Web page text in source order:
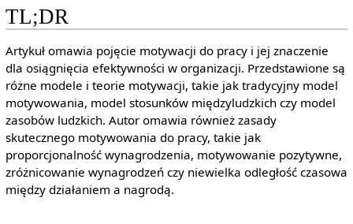
TL;DR
Artykuł omawia pojęcie motywacji do pracy i jej znaczenie
dla osiągnięcia efektywności w organizacji. Przedstawione są
różne modele i teorie motywacji, takie jak tradycyjny model
motywowania, model stosunków międzyludzkich czy model
zasobów ludzkich. Autor omawia również zasady
skutecznego motywowania do pracy, takie jak
proporcjonalność wynagrodzenia, motywowanie pozytywne,
zróżnicowanie wynagrodzeń czy niewielka odległość czasowa
między działaniem a nagrodą.